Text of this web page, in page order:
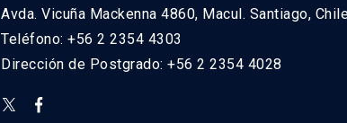
Avda. Vicuña Mackenna 4860, Macul. Santiago,
Teléfono: +56 2 2354 4303
Dirección de Postgrado: +56 2 2354 4028